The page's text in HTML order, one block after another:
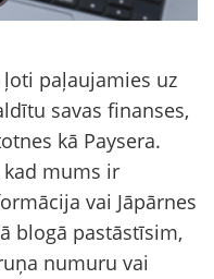
paļaujamies uz
savas finanses,
kā Paysera.
mums ir
vai Jāpārnes
blogā pastāstīsim,
numuru vai